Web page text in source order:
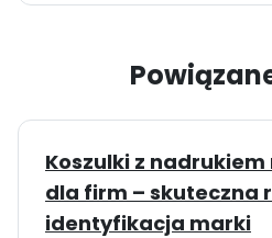
Koszulki z
dla firm – skuteczna
identyfikacja marki